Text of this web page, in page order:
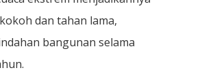
dan tahan lama,
bangunan selama